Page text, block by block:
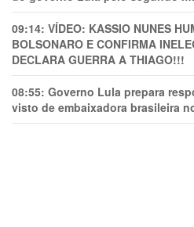
09:14: VÍDEO: KASSIO NUNES
BOLSONARO E CONFIRMA
DECLARA GUERRA A THIAGO!!!
08:55: Governo Lula prepara
visto de embaixadora brasileira